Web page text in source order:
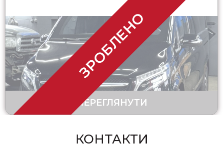
ЗРОБЛЕНО
ПЕРЕГЛЯНУТИ
КОНТАКТИ